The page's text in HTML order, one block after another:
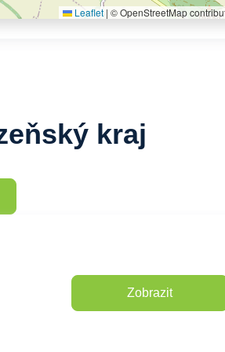
Leaflet | © OpenStreetMap
kraj
Zobrazit